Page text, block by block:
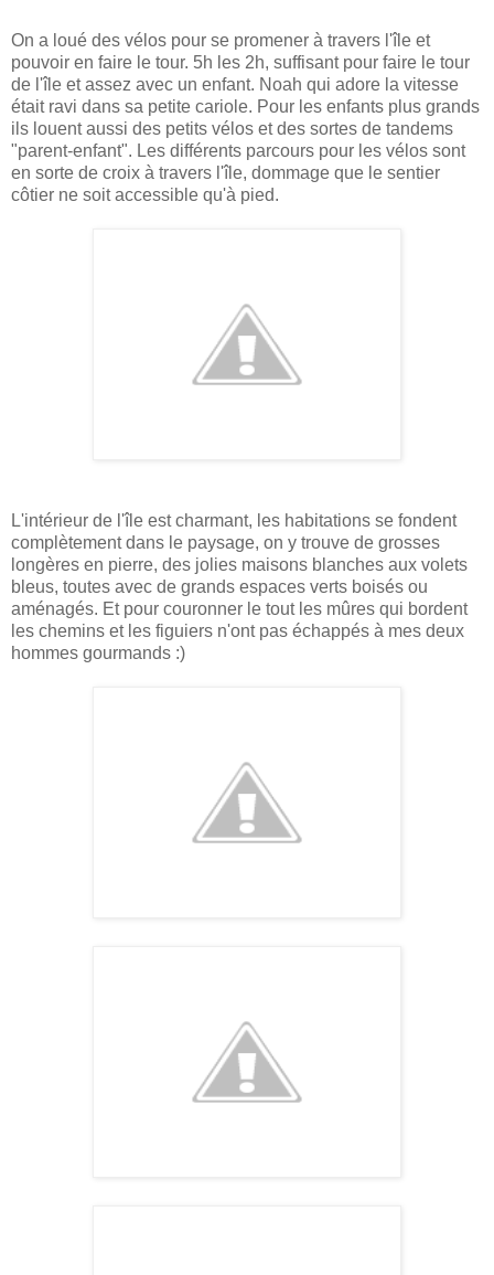
On a loué des vélos pour se promener à travers l'île et
pouvoir en faire le tour. 5h les 2h, suffisant pour faire le tour
de l'île et assez avec un enfant. Noah qui adore la vitesse
était ravi dans sa petite cariole. Pour les enfants plus grands
ils louent aussi des petits vélos et des sortes de tandems
"parent-enfant". Les différents parcours pour les vélos sont
en sorte de croix à travers l'île, dommage que le sentier
côtier ne soit accessible qu'à pied.
L'intérieur de l'île est charmant, les habitations se fondent
complètement dans le paysage, on y trouve de grosses
longères en pierre, des jolies maisons blanches aux volets
bleus, toutes avec de grands espaces verts boisés ou
aménagés. Et pour couronner le tout les mûres qui bordent
les chemins et les figuiers n'ont pas échappés à mes deux
hommes gourmands :)